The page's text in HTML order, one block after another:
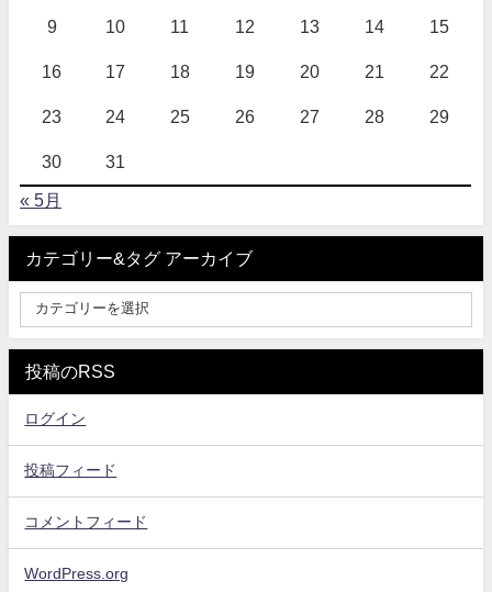
9 10 11 12 13 14 15
16 17 18 19 20 21 22
23 24 25 26 27 28 29
30 31
« 5月
カテゴリー&タグ アーカイブ
投稿のRSS
ログイン
投稿フィード
コメントフィード
WordPress.org